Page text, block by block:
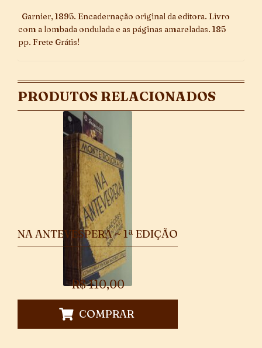
Garnier, 1895. Encadernação original da editora. Livro
com a lombada ondulada e as páginas amareladas. 185
pp. Frete Grátis!
PRODUTOS RELACIONADOS
NA ANTEVESPERA ~ 1ª EDIÇÃO
R$110,00
COMPRAR